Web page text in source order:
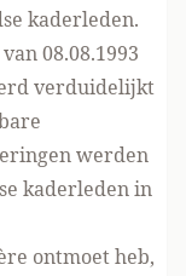
kaderleden.
08.08.1993
verduidelijkt
werden
kaderleden in
ontmoet heb,